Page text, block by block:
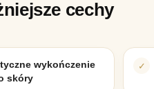
cechy
wykończenie
skóry